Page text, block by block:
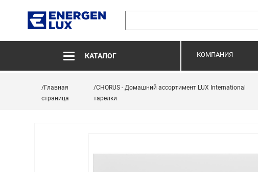
КАТАЛОГ КОМПАНИЯ
/Главная
страница
/CHORUS - Домашний ассортимент LUX International
тарелки